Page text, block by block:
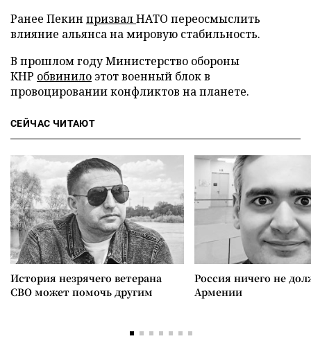
Ранее Пекин призвалНАТО переосмыслить
влияние альянса на мировую стабильность.
В прошлом году Министерство обороны
КНР обвинило этот военный блок в
провоцировании конфликтов на планете.
СЕЙЧАС ЧИТАЮТ
История незрячего ветерана
СВО может помочь другим
Россия ничего не
Армении